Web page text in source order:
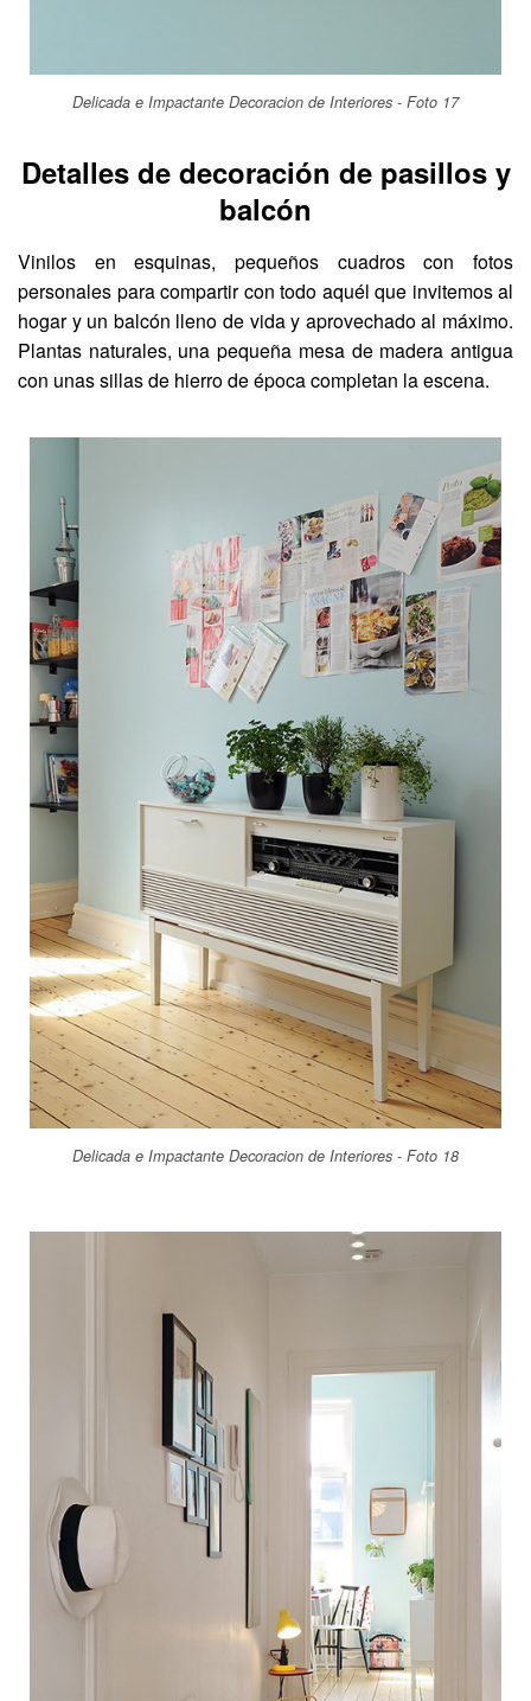
Delicada e Impactante Decoracion de Interiores - Foto 17
Detalles de decoración de pasillos y
balcón
Vinilos en esquinas, pequeños cuadros con fotos
personales para compartir con todo aquél que invitemos al
hogar y un balcón lleno de vida y aprovechado al máximo.
Plantas naturales, una pequeña mesa de madera antigua
con unas sillas de hierro de época completan la escena.
Delicada e Impactante Decoracion de Interiores - Foto 18